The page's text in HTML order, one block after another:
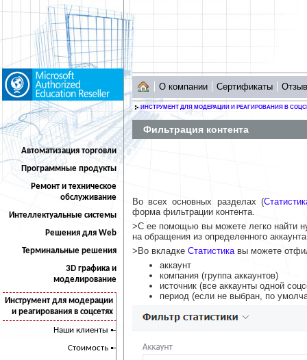
Автоматизация торговли
Программные продукты
Ремонт и техническое
обслуживание
Интеллектуальные системы
Решения для Web
Терминальные решения
3D графика и
моделирование
Инструмент для модерации
и реагирования в соцсетях
Наши клиенты
Стоимость
О компании Сертификаты
ИНСТРУМЕНТ ДЛЯ МОДЕРАЦИИ И РЕАГИРОВАНИЯ В
Фильтрация контента
Во всех основных разделах (
форма фильтрации контента.
>С ее помощью вы можете легко найти
на обращения из определенного
>Во вкладке Статистикавы можете
аккаунт
компания (группа аккаунтов)
источник (все аккаунты одной
период (если не выбран, по